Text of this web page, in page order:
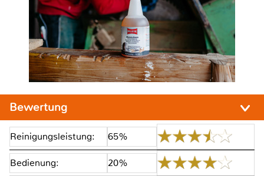
Bewertung
Reinigungsleistung: 65%
Bedienung: 20%